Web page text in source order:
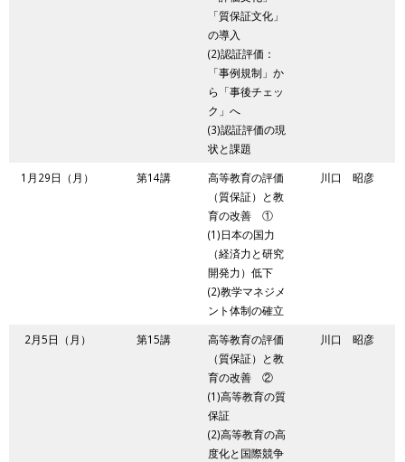
「質保証文化」
の導入
(2)認証評価：
「事例規制」か
ら「事後チェッ
ク」へ
(3)認証評価の現
状と課題
1月29日（月） 第14講
高等教育の評価
（質保証）と教
育の改善 ①
(1)日本の国力
（経済力と研究
開発力）低下
(2)教学マネジメ
ント体制の確立
川口 昭彦
2月5日（月） 第15講
高等教育の評価
（質保証）と教
育の改善 ②
(1)高等教育の質
保証
(2)高等教育の高
度化と国際競争
川口 昭彦